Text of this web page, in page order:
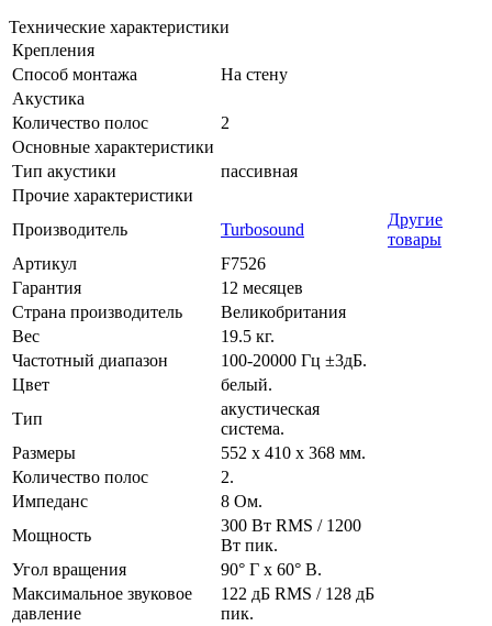
Технические характеристики
Крепления
Способ монтажа
На стену
Акустика
Количество полос
2
Основные характеристики
Тип акустики
пассивная
Прочие характеристики
Производитель
Turbosound
Другие
товары
Артикул
F7526
Гарантия
12 месяцев
Страна производитель
Великобритания
Вес
19.5 кг.
Частотный диапазон
100-20000 Гц ±3дБ.
Цвет
белый.
Тип
акустическая
система.
Размеры
552 x 410 x 368 мм.
Количество полос
2.
Импеданс
8 Ом.
Мощность
300 Вт RMS / 1200
Вт пик.
Угол вращения
90° Г x 60° В.
Максимальное звуковое
давление
122 дБ RMS / 128 дБ
пик.